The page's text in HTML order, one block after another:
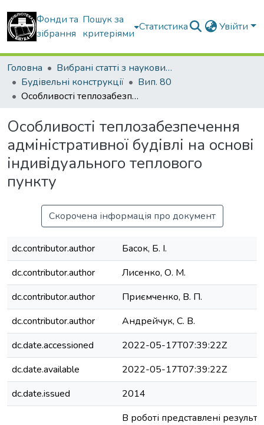
Фонди та
зібрання
Пошук за
критеріями
Статистика Увійти
Головна
Вибрані статті з наукових збірників КНУБА
Будівельні конструкції
Вип. 80
Особливості теплозабезпечення адміністративної будівлі на основі індивідуального теплового пункту
Особливості теплозабезпечення
адміністративної будівлі на основі
індивідуального теплового
пункту
Скорочена інформація про документ
dc.contributor.author
Басок, Б. І.
dc.contributor.author
Лисенко, О. М.
dc.contributor.author
Приємченко, В. П.
dc.contributor.author
Андрейчук, С. В.
dc.date.accessioned
2022-05-17T07:39:22Z
dc.date.available
2022-05-17T07:39:22Z
dc.date.issued
2014
В роботі представлені